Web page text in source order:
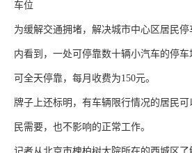
车位
为缓解交通拥堵，解决城市中心区居民
内看到，一处可停靠数十辆小汽车的停
可全天停靠，每月收费为150元。
牌子上还标明，有车辆限行情况的居民
民需要，也不影响的正常工作。